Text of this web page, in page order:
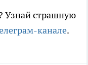
Узнай страшную
канале.